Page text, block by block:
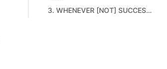
3. WHENEVER [NOT] SUCCESSFUL